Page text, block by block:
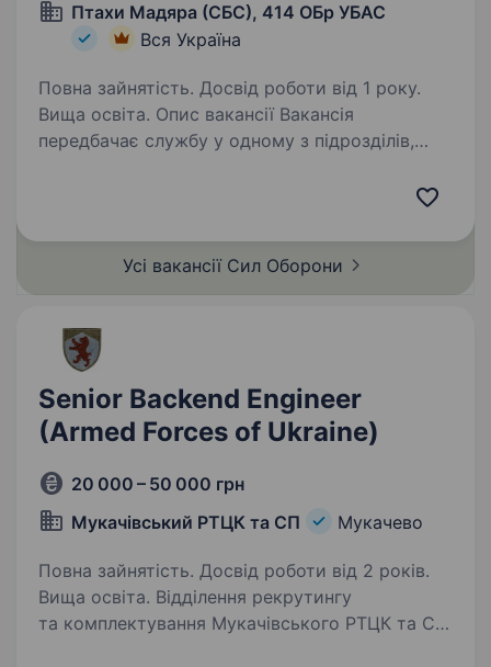
Птахи Мадяра (СБС), 414 ОБр УБАС
Вся Україна
Повна зайнятість. Досвід роботи від 1 року.
Вища освіта. Опис вакансії Вакансія
передбачає службу у одному з підрозділів,
участь у бойових діях по всій…
Усі вакансії Сил Оборони
Senior Backend Engineer
(Armed Forces of Ukraine)
20 000 – 50 000 грн
Мукачівський РТЦК та СП
Мукачево
Повна зайнятість. Досвід роботи від 2 років.
Вища освіта. Відділення рекрутингу
та комплектування Мукачівського РТЦК та СП